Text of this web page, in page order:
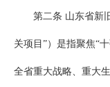
第二条 山东省新
关项目”）是指聚焦“
全省重大战略、重大